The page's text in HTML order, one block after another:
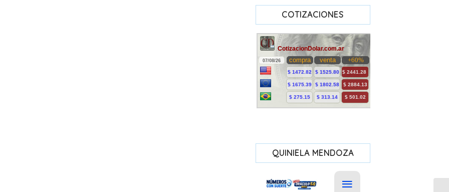
COTIZACIONES
QUINIELA MENDOZA